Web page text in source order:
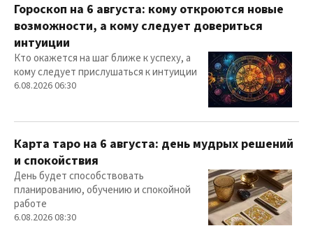
Гороскоп на 6 августа: кому откроются новые
возможности, а кому следует довериться
интуиции
Кто окажется на шаг ближе к успеху, а
кому следует прислушаться к интуиции
6.08.2026 06:30
Карта таро на 6 августа: день мудрых решений
и спокойствия
День будет способствовать
планированию, обучению и спокойной
работе
6.08.2026 08:30